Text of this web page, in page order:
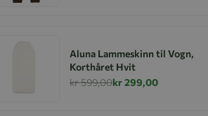
Aluna Lammeskinn til Vogn,
Korthåret Hvit
kr 599,00kr 299,00